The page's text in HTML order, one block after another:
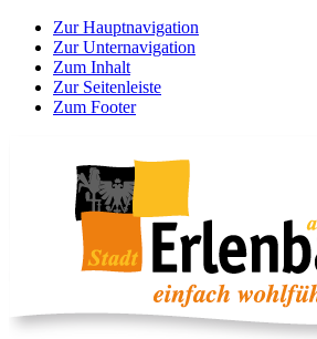
Zur Hauptnavigation
Zur Unternavigation
Zum Inhalt
Zur Seitenleiste
Zum Footer